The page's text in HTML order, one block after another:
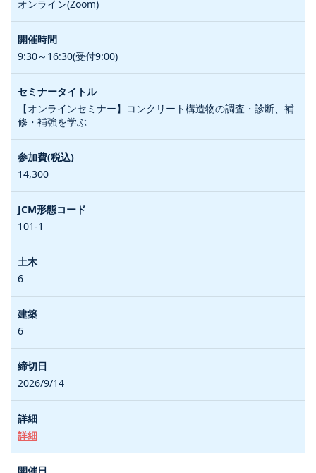
オンライン(Zoom)
9:30～16:30(受付9:00)
【オンラインセミナー】コンクリート構造物の調査・診断、補
修・補強を学ぶ
14,300
101-1
6
6
2026/9/14
詳細